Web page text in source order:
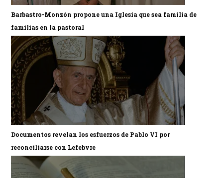
Barbastro-Monzón propone una Iglesia que sea familia de
familias en la pastoral
Documentos revelan los esfuerzos de Pablo VI por
reconciliarse con Lefebvre